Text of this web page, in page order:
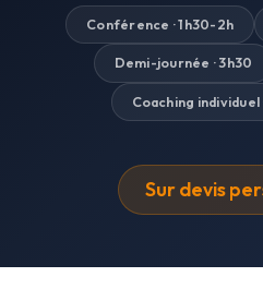
Conférence · 1h30-2h
Demi-journée · 3h30
Coaching individuel
Sur devis